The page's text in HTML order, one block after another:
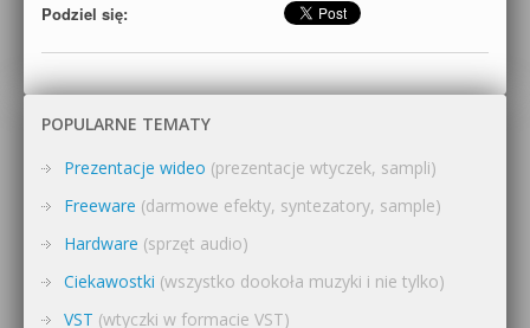
Podziel się:
POPULARNE TEMATY
Prezentacje wideo (prezentacje wtyczek, sampli)
Freeware (darmowe efekty, syntezatory, sample)
Hardware (sprzęt audio)
Ciekawostki (wszystko dookoła muzyki i nie tylko)
VST (wtyczki w formacie VST)